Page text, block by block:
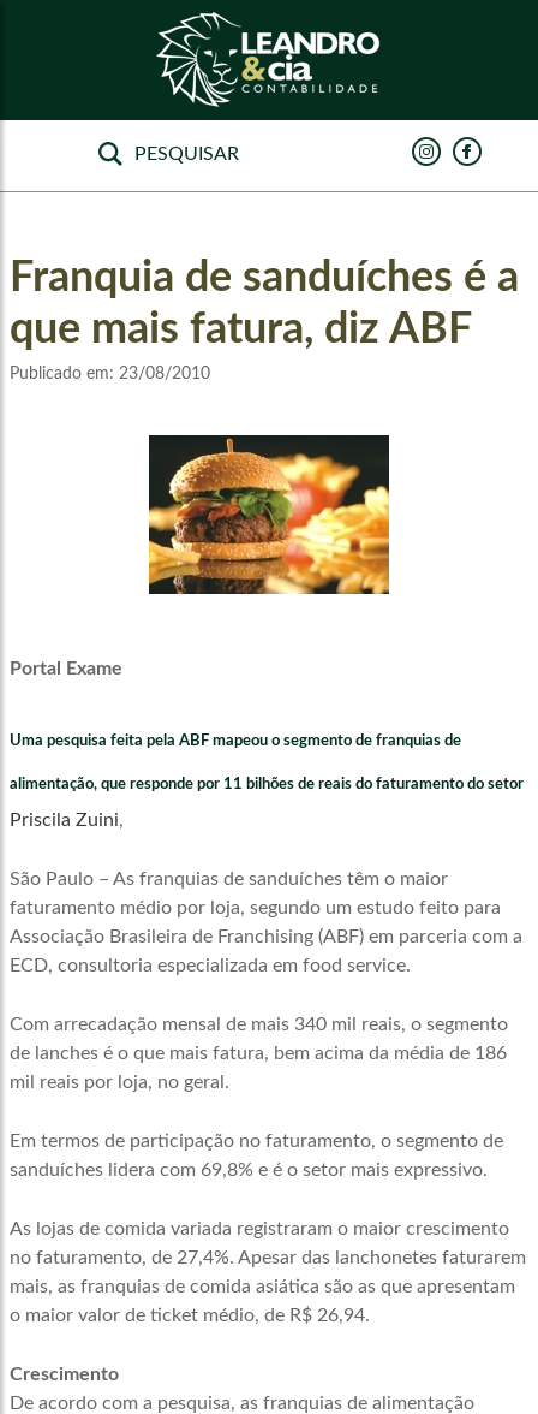
Franquia de sanduíches é a
que mais fatura, diz ABF
Publicado em: 23/08/2010
Portal Exame
Uma pesquisa feita pela ABF mapeou o segmento de franquias de
alimentação, que responde por 11 bilhões de reais do faturamento do setor
Priscila Zuini,
São Paulo – As franquias de sanduíches têm o maior
faturamento médio por loja, segundo um estudo feito para
Associação Brasileira de Franchising (ABF) em parceria com a
ECD, consultoria especializada em food service.
Com arrecadação mensal de mais 340 mil reais, o segmento
de lanches é o que mais fatura, bem acima da média de 186
mil reais por loja, no geral.
Em termos de participação no faturamento, o segmento de
sanduíches lidera com 69,8% e é o setor mais expressivo.
As lojas de comida variada registraram o maior crescimento
no faturamento, de 27,4%. Apesar das lanchonetes faturarem
mais, as franquias de comida asiática são as que apresentam
o maior valor de ticket médio, de R$ 26,94.
Crescimento
De acordo com a pesquisa, as franquias de alimentação